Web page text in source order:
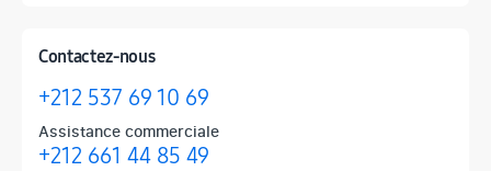
Contactez-nous
+212 537 69 10 69
Assistance commerciale
+212 661 44 85 49